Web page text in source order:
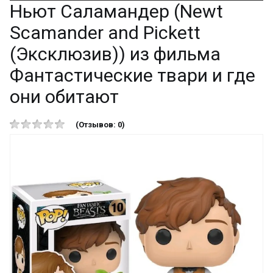
Ньют Саламандер (Newt
Scamander and Pickett
(Эксклюзив)) из фильма
Фантастические твари и где
они обитают
(Отзывов: 0)